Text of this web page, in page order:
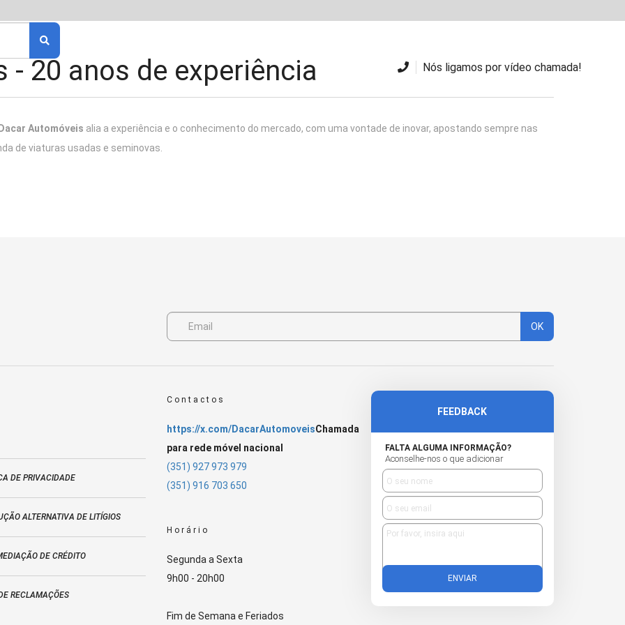
Nós ligamos por vídeo chamada!
- 20 anos de experiência
Automóveis alia a experiência e o conhecimento do mercado, com uma vontade de inovar, apostando sempre nas
de viaturas usadas e seminovas.
OK
DE PRIVACIDADE
ALTERNATIVA DE LITÍGIOS
DE CRÉDITO
RECLAMAÇÕES
Contactos
https://x.com/DacarAutomoveisChamada
para rede móvel nacional
(351) 927 973 979
(351) 916 703 650
Horário
Segunda a Sexta
9h00 - 20h00
Fim de Semana e Feriados
FEEDBACK
FALTA ALGUMA INFORMAÇÃO?
Aconselhe-nos o que adicionar
ENVIAR